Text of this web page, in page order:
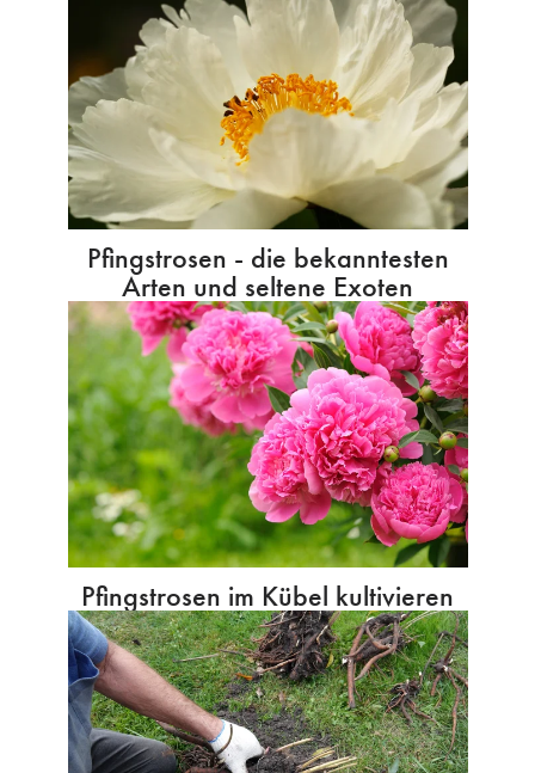
Pfingstrosen - die bekanntesten
Arten und seltene Exoten
Pfingstrosen im Kübel kultivieren